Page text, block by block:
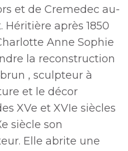
et de Cremedec au-
Héritière après 1850
Anne Sophie
la reconstruction
, sculpteur à
et le décor
XVe et XVIe siècles
siècle son
Elle abrite une